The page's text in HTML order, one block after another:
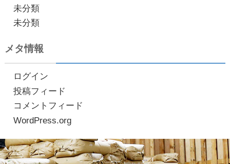
未分類
未分類
メタ情報
ログイン
投稿フィード
コメントフィード
WordPress.org